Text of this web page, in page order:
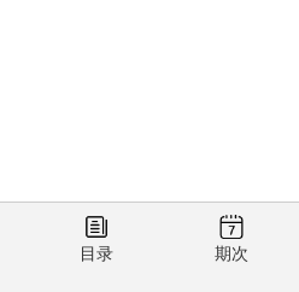
目录 期次